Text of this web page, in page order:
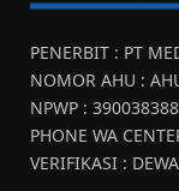
PENERBIT : PT
NOMOR AHU :
NPWP :
PHONE WA
VERIFIKASI :